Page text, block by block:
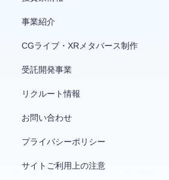
事業紹介
CGライブ・XRメタバース制作
受託開発事業
リクルート情報
お問い合わせ
プライバシーポリシー
サイトご利用上の注意